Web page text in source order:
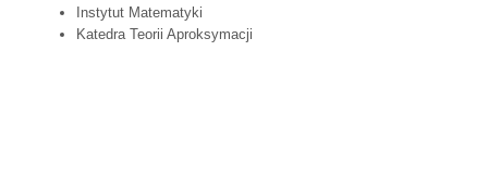
Instytut Matematyki
Katedra Teorii Aproksymacji